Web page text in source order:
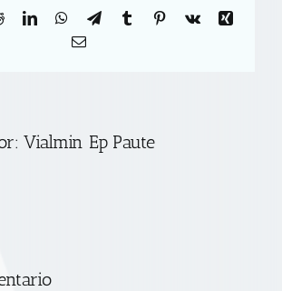
RedditLinkedInWhatsApp
TelegramTumblr Pinterest
Vk
Xing
Correo
Vialmin Ep Paute